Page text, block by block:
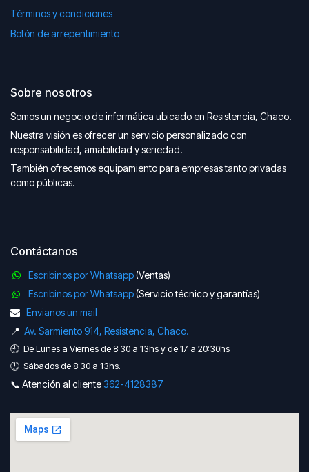
Términos y condiciones
Botón de arrepentimiento
Sobre nosotros
Somos un negocio de informática ubicado en Resistencia, Chaco.
Nuestra visión es ofrecer un servicio personalizado con
responsabilidad, amabilidad y seriedad.
También ofrecemos equipamiento para empresas tanto privadas
como públicas.
Contáctanos
Escribinos por Whatsapp(Ventas)
Escribinos por Whatsapp(Servicio técnico y garantías)
Envianos un mail
📍 Av. Sarmiento 914, Resistencia, Chaco.
🕘 De Lunes a Viernes de 8:30 a 13hs y de 17 a 20:30hs
🕘 Sábados de 8:30 a 13hs.
📞 Atención al cliente362-41​​28387